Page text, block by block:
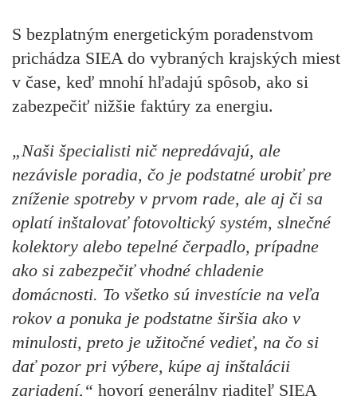
S bezplatným energetickým poradenstvom
prichádza SIEA do vybraných krajských miest
v čase, keď mnohí hľadajú spôsob, ako si
zabezpečiť nižšie faktúry za energiu.
„Naši špecialisti nič nepredávajú, ale
nezávisle poradia, čo je podstatné urobiť pre
zníženie spotreby v prvom rade, ale aj či sa
oplatí inštalovať fotovoltický systém, slnečné
kolektory alebo tepelné čerpadlo, prípadne
ako si zabezpečiť vhodné chladenie
domácnosti. To všetko sú investície na veľa
rokov a ponuka je podstatne širšia ako v
minulosti, preto je užitočné vedieť, na čo si
dať pozor pri výbere, kúpe aj inštalácii
zariadení,“ hovorí generálny riaditeľ SIEA